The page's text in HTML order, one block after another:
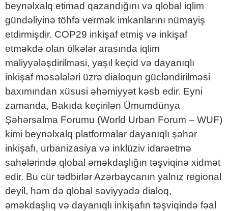
beynəlxalq etimad qazandığını və qlobal iqlim
gündəliyinə töhfə vermək imkanlarını nümayiş
etdirmişdir. COP29 inkişaf etmiş və inkişaf
etməkdə olan ölkələr arasında iqlim
maliyyələşdirilməsi, yaşıl keçid və dayanıqlı
inkişaf məsələləri üzrə dialoqun gücləndirilməsi
baxımından xüsusi əhəmiyyət kəsb edir. Eyni
zamanda, Bakıda keçirilən Ümumdünya
Şəhərsalma Forumu (World Urban Forum – WUF)
kimi beynəlxalq platformalar dayanıqlı şəhər
inkişafı, urbanizasiya və inklüziv idarəetmə
sahələrində qlobal əməkdaşlığın təşviqinə xidmət
edir. Bu cür tədbirlər Azərbaycanın yalnız regional
deyil, həm də qlobal səviyyədə dialoq,
əməkdaşlıq və dayanıqlı inkişafın təşviqində fəal